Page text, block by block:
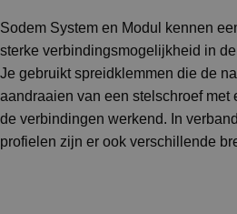
Sodem System en Modul kennen
sterke verbindingsmogelijkheid in
Je gebruikt spreidklemmen die de
aandraaien van een stelschroef met
de verbindingen werkend. In
profielen zijn er ook verschillende